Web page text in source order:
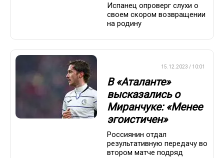
Испанец опроверг слухи о
своем скором возвращении
на родину
15.12.2023 / 10:01
В «Аталанте»
высказались о
Миранчуке: «Менее
эгоистичен»
Россиянин отдал
результативную передачу во
втором матче подряд